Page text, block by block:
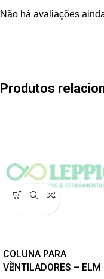
Não há avaliações
Produtos
COLUNA PARA
VENTILADORES – ELM